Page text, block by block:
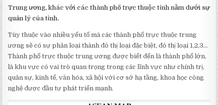
Trung ương, khác với các thành phố trực thuộc tỉnh nằm dưới sự
quản lý của tỉnh.
Tùy thuộc vào nhiều yếu tố mà các thành phố trực thuộc trung
ương sẽ có sự phân loại thành đô thị loại đặc biệt, đô thị loại 1,2,3…
Thành phố trực thuộc trung ương được biết đến là thành phố lớn,
là khu vực có vai trò quan trọng trong các lĩnh vực như chính trị,
quân sự, kinh tế, văn hóa, xã hội với cơ sở hạ tầng, khoa học công
nghệ được đầu tư phát triển mạnh.